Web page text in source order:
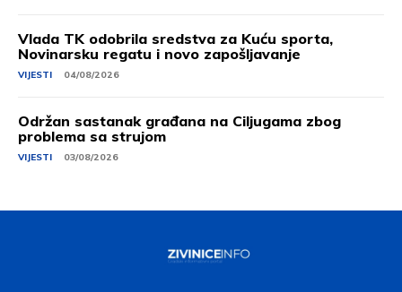
Vlada TK odobrila sredstva za Kuću sporta,
Novinarsku regatu i novo zapošljavanje
VIJESTI 04/08/2026
Održan sastanak građana na Ciljugama zbog
problema sa strujom
VIJESTI 03/08/2026